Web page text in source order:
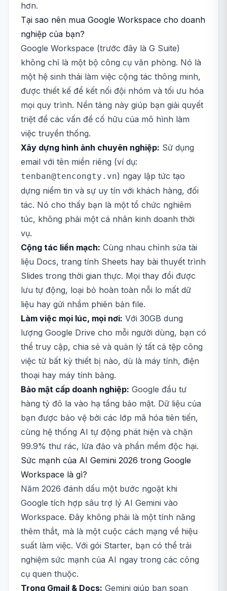
hơn.
Tại sao nên mua Google Workspace cho doanh
nghiệp của bạn?
Google Workspace (trước đây là G Suite)
không chỉ là một bộ công cụ văn phòng. Nó là
một hệ sinh thái làm việc cộng tác thông minh,
được thiết kế để kết nối đội nhóm và tối ưu hóa
mọi quy trình. Nền tảng này giúp bạn giải quyết
triệt để các vấn đề cố hữu của mô hình làm
việc truyền thống.
Xây dựng hình ảnh chuyên nghiệp: Sử dụng
email với tên miền riêng (ví dụ:
tenban@tencongty.vn) ngay lập tức tạo
dựng niềm tin và sự uy tín với khách hàng, đối
tác. Nó cho thấy bạn là một tổ chức nghiêm
túc, không phải một cá nhân kinh doanh thời
vụ.
Cộng tác liền mạch: Cùng nhau chỉnh sửa tài
liệu Docs, trang tính Sheets hay bài thuyết trình
Slides trong thời gian thực. Mọi thay đổi được
lưu tự động, loại bỏ hoàn toàn nỗi lo mất dữ
liệu hay gửi nhầm phiên bản file.
Làm việc mọi lúc, mọi nơi: Với 30GB dung
lượng Google Drive cho mỗi người dùng, bạn có
thể truy cập, chia sẻ và quản lý tất cả tệp công
việc từ bất kỳ thiết bị nào, dù là máy tính, điện
thoại hay máy tính bảng.
Bảo mật cấp doanh nghiệp: Google đầu tư
hàng tỷ đô la vào hạ tầng bảo mật. Dữ liệu của
bạn được bảo vệ bởi các lớp mã hóa tiên tiến,
cùng hệ thống AI tự động phát hiện và chặn
99.9% thư rác, lừa đảo và phần mềm độc hại.
Sức mạnh của AI Gemini 2026 trong Google
Workspace là gì?
Năm 2026 đánh dấu một bước ngoặt khi
Google tích hợp sâu trợ lý AI Gemini vào
Workspace. Đây không phải là một tính năng
thêm thắt, mà là một cuộc cách mạng về hiệu
suất làm việc. Với gói Starter, bạn có thể trải
nghiệm sức mạnh của AI ngay trong các công
cụ quen thuộc.
Trong Gmail & Docs: Gemini giúp bạn soạn